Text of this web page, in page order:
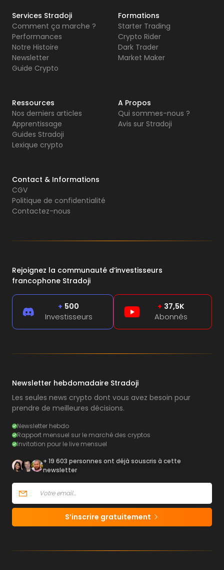
Services Stradoji
Comment ça marche ?
Performances
Notre Histoire
Newsletter
Guide Crypto
Formations
Starter Trading
Crypto Rider
Dark Trader
Market Maker
Ressources
Nos derniers articles
Apprentissage
Guides Stradoji
Lexique crypto
A Propos
Qui sommes-nous ?
Avis sur Stradoji
Contact & Informations
CGV
Politique de confidentialité
Contactez-nous
Rejoignez la communauté d’investisseurs
francophone Stradoji
+ 500
Investisseurs
+ 37,5K
Abonnés
Newsletter hebdomadaire Stradoji
Les seules news crypto dont vous avez besoin pour
prendre de meilleures décisions.
Newsletter hebdo
Rapport mensuel sur le marché des cryptos
Invitation pour le live mensuel
+ 19 603 personnes ont déjà souscris à cette
newsletter
S’inscrire gratuitement